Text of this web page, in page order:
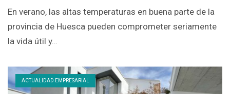
En verano, las altas temperaturas en buena parte de la
provincia de Huesca pueden comprometer seriamente
la vida útil y…
ACTUALIDAD EMPRESARIAL